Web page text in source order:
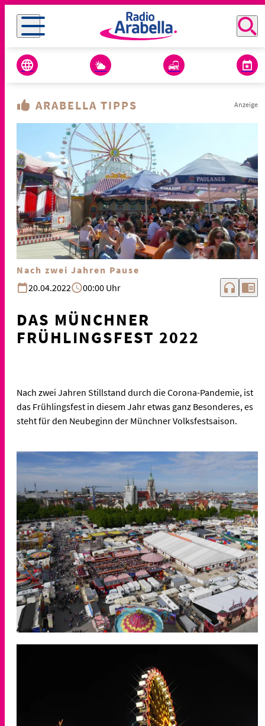
ARABELLA TIPPS Anzeige
Nach zwei Jahren Pause
20.04.2022
00:00 Uhr headphones chrome_reader_mode
DAS MÜNCHNER
FRÜHLINGSFEST 2022
Nach zwei Jahren Stillstand durch die Corona-Pandemie, ist
das Frühlingsfest in diesem Jahr etwas ganz Besonderes, es
steht für den Neubeginn der Münchner Volksfestsaison.